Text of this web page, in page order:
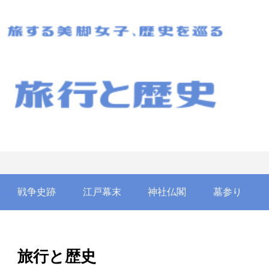
戦争史跡 江戸幕末 神社仏閣 墓参り
旅行と歴史